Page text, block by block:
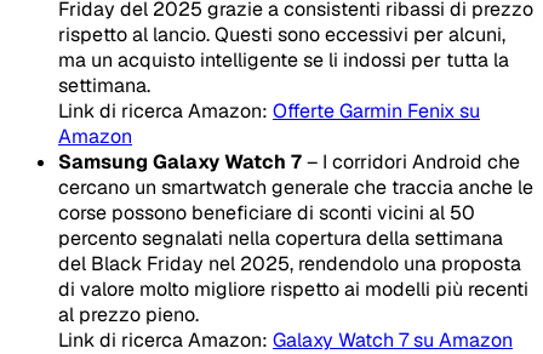
Friday del 2025 grazie a consistenti ribassi di prezzo
rispetto al lancio. Questi sono eccessivi per alcuni,
ma un acquisto intelligente se li indossi per tutta la
settimana.
Link di ricerca Amazon: Offerte Garmin Fenix su
Amazon
Samsung Galaxy Watch 7– I corridori Android che
cercano un smartwatch generale che traccia anche le
corse possono beneficiare di sconti vicini al 50
percento segnalati nella copertura della settimana
del Black Friday nel 2025, rendendolo una proposta
di valore molto migliore rispetto ai modelli più recenti
al prezzo pieno.
Link di ricerca Amazon: Galaxy Watch 7 su Amazon